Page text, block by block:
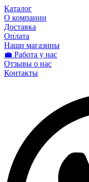
Каталог
О компании
Доставка
Оплата
Наши магазины
💼 Работа у нас
Отзывы о нас
Контакты